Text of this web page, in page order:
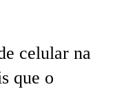
celular na
que o